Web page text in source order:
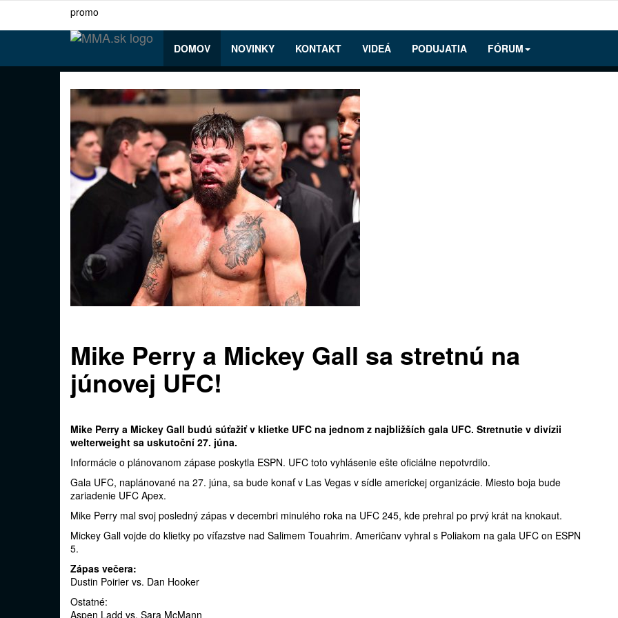
hlavnému
promo
DOMOV NOVINKY KONTAKT VIDEÁ PODUJATIA FÓRUM
Mike Perry a Mickey Gall sa stretnú na
júnovej UFC!
Mike Perry a Mickey Gall budú súťažiť v klietke UFC na jednom z najbližších gala UFC. Stretnutie v divízii
welterweight sa uskutoční 27. júna.
Informácie o plánovanom zápase poskytla ESPN. UFC toto vyhlásenie ešte oficiálne nepotvrdilo.
Gala UFC, naplánované na 27. júna, sa bude konať v Las Vegas v sídle americkej organizácie. Miesto boja bude
zariadenie UFC Apex.
Mike Perry mal svoj posledný zápas v decembri minulého roka na UFC 245, kde prehral po prvý krát na knokaut.
Mickey Gall vojde do klietky po víťazstve nad Salimem Touahrim. Američanv vyhral s Poliakom na gala UFC on ESPN
5.
Zápas večera:
Dustin Poirier vs. Dan Hooker
Ostatné:
Aspen Ladd vs. Sara McMann